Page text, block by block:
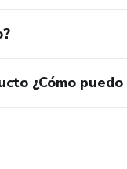
¿Cómo